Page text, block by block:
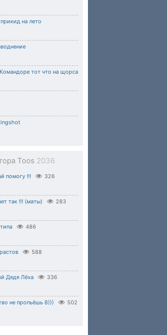
на лето
тот что на щорса
Toos 2036
помогу !!! 326
так !!! (маты) 283
486
588
Дядя Лёха 336
не пропьёшь 8))) 502